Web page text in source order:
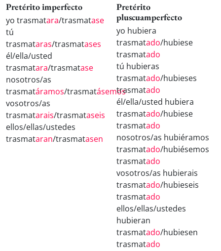
Pretérito imperfecto
yo trasmatara/trasmatase
tú
trasmataras/trasmatases
él/ella/usted
trasmatara/trasmatase
nosotros/as
trasmatáramos/trasmatásemos
vosotros/as
trasmatarais/trasmataseis
ellos/ellas/ustedes
trasmataran/trasmatasen
Pretérito
pluscuamperfecto
yo hubiera
trasmatado/hubiese
trasmatado
tú hubieras
trasmatado/hubieses
trasmatado
él/ella/usted hubiera
trasmatado/hubiese
trasmatado
nosotros/as hubiéramos
trasmatado/hubiésemos
trasmatado
vosotros/as hubierais
trasmatado/hubieseis
trasmatado
ellos/ellas/ustedes
hubieran
trasmatado/hubiesen
trasmatado